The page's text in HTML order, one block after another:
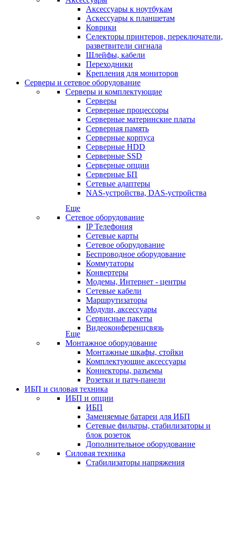
Аксессуары к ноутбукам
Аскессуары к планшетам
Коврики
Селекторы принтеров, переключатели,
разветвители сигнала
Шлейфы, кабели
Переходники
Крепления для мониторов
Серверы и сетевое оборудование
Серверы и комплектующие
Серверы
Серверные процессоры
Серверные материнские платы
Серверная память
Серверные корпуса
Серверные HDD
Серверные SSD
Серверные опции
Серверные БП
Сетевые адаптеры
NAS-устройства, DAS-устройства
Еще
Сетевое оборудование
IP Телефония
Сетевые карты
Сетевое оборудование
Беспроводное оборудование
Коммутаторы
Конвертеры
Модемы, Интернет - центры
Сетевые кабели
Маршрутизаторы
Модули, аксессуары
Сервисные пакеты
Видеоконференцсвязь
Еще
Монтажное оборудование
Монтажные шкафы, стойки
Комплектующие аксессуары
Коннекторы, разъемы
Розетки и патч-панели
ИБП и силовая техника
ИБП и опции
ИБП
Заменяемые батареи для ИБП
Сетевые фильтры, стабилизаторы и
блок розеток
Дополнительное оборудование
Силовая техника
Стабилизаторы напряжения